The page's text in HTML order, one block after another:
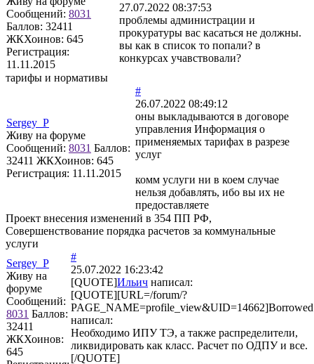
Сообщений: 8031
Баллов: 32411
ЖКХоинов: 645
Регистрация:
11.11.2015
27.07.2022 08:37:53
проблемы администрации и
прокуратуры вас касаться не должны.
вы как в список то попали? в
конкурсах учавствовали?
тарифы и нормативы
Sergey_P
Живу на форуме
Сообщений: 8031 Баллов:
32411 ЖКХоинов: 645
Регистрация: 11.11.2015
#
26.07.2022 08:49:12
оны выкладываются в договоре
управления Информация о
применяемых тарифах в разрезе
услуг
комм услуги ни в коем случае
нельзя добавлять, ибо вы их не
предоставляете
Проект внесения изменений в 354 ПП РФ,
Совершенствование порядка расчетов за коммунальные
услуги
Sergey_P
Живу на
форуме
Сообщений:
8031 Баллов:
32411
ЖКХоинов:
645
#
25.07.2022 16:23:42
[QUOTE]Ильич написал:
[QUOTE][URL=/forum/?
написал:
Необходимо ИПУ ТЭ, а также распределители,
ликвидировать как класс. Расчет по ОДПУ и все.
[/QUOTE]